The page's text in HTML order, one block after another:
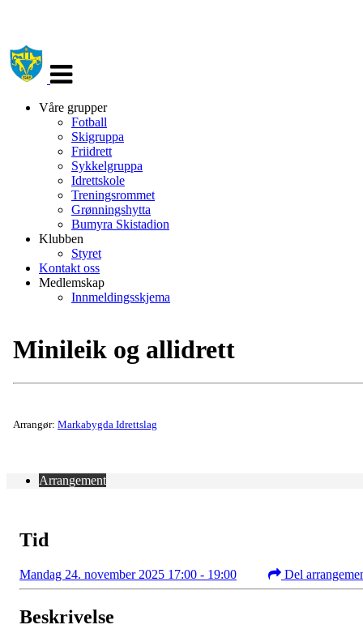
navigasjon
Våre grupper
Fotball
Skigruppa
Friidrett
Sykkelgruppa
Idrettskole
Treningsrommet
Grønningshytta
Bumyra Skistadion
Klubben
Styret
Kontakt oss
Medlemskap
Innmeldingsskjema
Minileik og allidrett
Arrangør: Markabygda Idrettslag
Arrangement
Tid
Mandag 24. november 2025 17:00 - 19:00 Del
Beskrivelse